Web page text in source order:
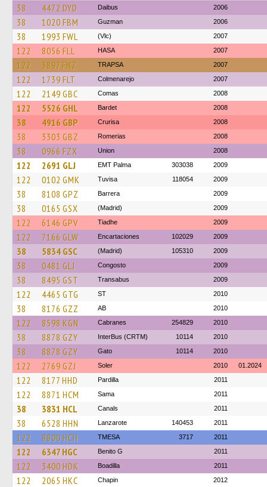
38 4472 DYD Daibus 2006
38 1020 FBM Guzman 2006
38 1993 FWL (Vlc) 2007
122 8056 FLL HASA 2007
122 3897 FNZ TRAPSA 2007
122 1739 FLT Colmenarejo 2007
122 2149 GBC Comas 2008
122 5526 GHL Bardet 2008
38 4916 GBP Crurisa 2008
38 3303 GBZ Romerias 2008
38 0966 FZX Union 2008
122 2691 GLJ EMT Palma 303038 2009
122 0102 GMK Tuvisa 118054 2009
38 8108 GPZ Barrera 2009
38 0165 GSX (Madrid) 2009
122 6146 GPV Tiadhe 2009
122 7166 GLW Encartaciones 102029 2009
38 5834 GSC (Madrid) 105310 2009
38 0481 GLJ Congosto 2009
38 8495 GST Transabus 2009
122 4465 GTG ST 2010
38 8176 GZZ AB 2010
122 8598 KGN Cabranes 254829 2010
38 8878 GZY InterBus (CRTM) 10114 2010
38 8878 GZY Gato 10114 2010
122 2769 GZJ Soler 2010 01.2024
122 8177 HHD Pardilla 2011
122 8871 HCM Sama 2011
38 3831 HCL Canals 2011
38 6528 HHN Lanzarote 140453 2011
122 8800 HCH TMESA 3717 2011
122 6347 HGC Benito G 2011
122 3400 HDK Boadilla 2011
122 2065 HKC Chapin 2012